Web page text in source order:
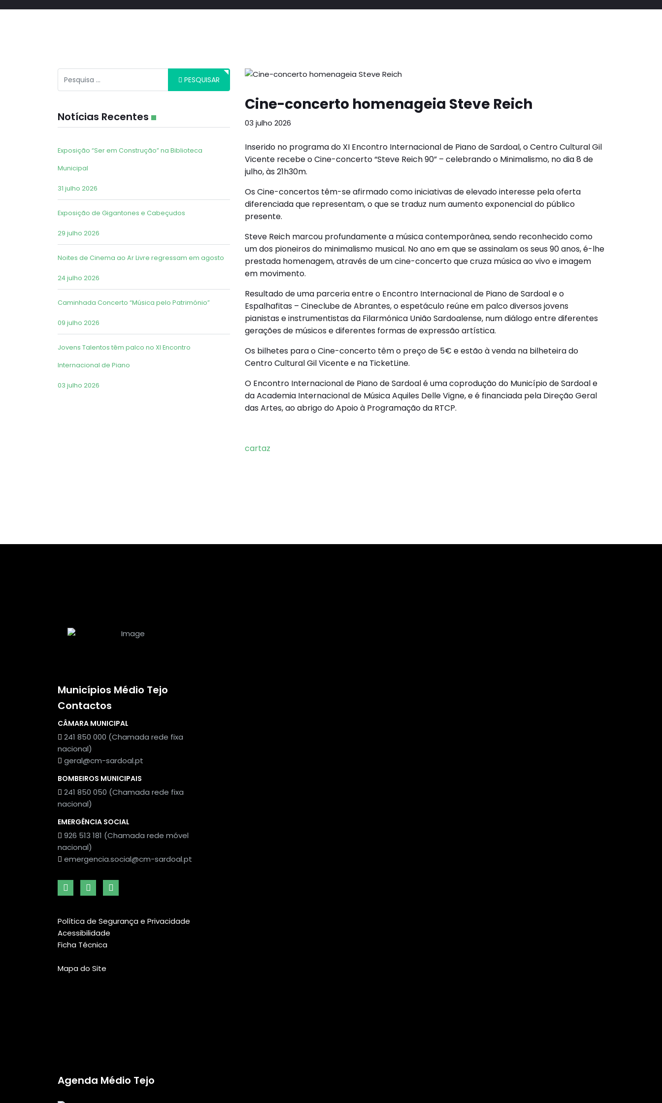
PESQUISAR
Notícias Recentes
Exposição “Ser em Construção” na Biblioteca
Municipal
31 julho 2026
Exposição de Gigantones e Cabeçudos
29 julho 2026
Noites de Cinema ao Ar Livre regressam em agosto
24 julho 2026
Caminhada Concerto “Música pelo Património”
09 julho 2026
Jovens Talentos têm palco no XI Encontro
Internacional de Piano
03 julho 2026
Cine-concerto homenageia Steve Reich
03 julho 2026
Inserido no programa do XI Encontro Internacional de Piano de Sardoal, o Centro Cultural Gil
Vicente recebe o Cine-concerto “Steve Reich 90” – celebrando o Minimalismo, no dia 8 de
julho, às 21h30m.
Os Cine-concertos têm-se afirmado como iniciativas de elevado interesse pela oferta
diferenciada que representam, o que se traduz num aumento exponencial do público
presente.
Steve Reich marcou profundamente a música contemporânea, sendo reconhecido como
um dos pioneiros do minimalismo musical. No ano em que se assinalam os seus 90 anos, é-lhe
prestada homenagem, através de um cine-concerto que cruza música ao vivo e imagem
em movimento.
Resultado de uma parceria entre o Encontro Internacional de Piano de Sardoal e o
Espalhafitas – Cineclube de Abrantes, o espetáculo reúne em palco diversos jovens
pianistas e instrumentistas da Filarmónica União Sardoalense, num diálogo entre diferentes
gerações de músicos e diferentes formas de expressão artística.
Os bilhetes para o Cine-concerto têm o preço de 5€ e estão à venda na bilheteira do
Centro Cultural Gil Vicente e na TicketLine.
O Encontro Internacional de Piano de Sardoal é uma coprodução do Município de Sardoal e
da Academia Internacional de Música Aquiles Delle Vigne, e é financiada pela Direção Geral
das Artes, ao abrigo do Apoio à Programação da RTCP.
cartaz
Municípios Médio Tejo
Contactos
CÂMARA MUNICIPAL
241 850 000 (Chamada rede fixa
nacional)
geral@cm-sardoal.pt
BOMBEIROS MUNICIPAIS
241 850 050 (Chamada rede fixa
nacional)
EMERGÊNCIA SOCIAL
926 513 181 (Chamada rede móvel
nacional)
emergencia.social@cm-sardoal.pt
Política de Segurança e Privacidade
Acessibilidade
Ficha Técnica
Mapa do Site
Agenda Médio Tejo